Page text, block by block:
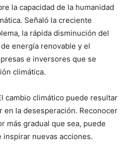
la capacidad de la humanidad
Señaló la creciente
la rápida disminución del
energía renovable y el
e inversores que se
climática.
cambio climático puede resultar
en la desesperación. Reconocer
más gradual que sea, puede
nuevas acciones.